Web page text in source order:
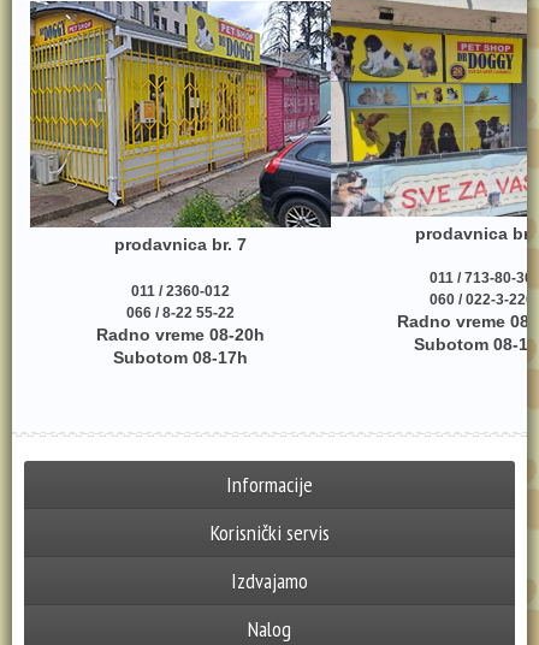
prodavnica br. 7
011 / 2360-012
066 / 8-22 55-22
Radno vreme 08-20h
Subotom 08-17h
prodavnica br.
011 / 713-80-30
060 / 022-3-220
Radno vreme
Subotom 08-
Informacije
Korisnički servis
Izdvajamo
Nalog